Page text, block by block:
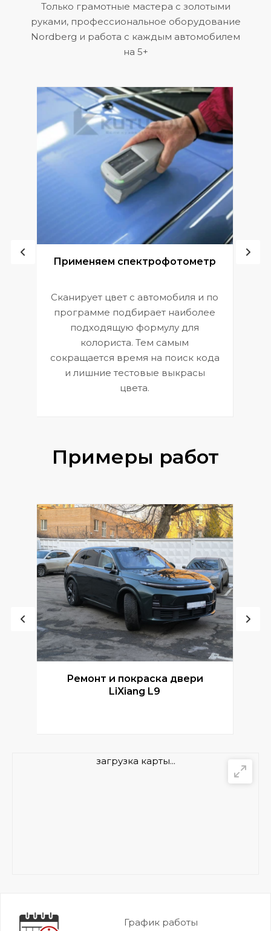
Только грамотные мастера с золотыми
руками, профессиональное оборудование
Nordberg и работа с каждым автомобилем
на 5+
Применяем спектрофотометр
Сканирует цвет с автомобиля и по
программе подбирает наиболее
подходящую формулу для
колориста. Тем самым
сокращается время на поиск кода
и лишние тестовые выкрасы
цвета.
Примеры работ
Ремонт и покраска двери
LiXiang L9
загрузка карты...
График работы